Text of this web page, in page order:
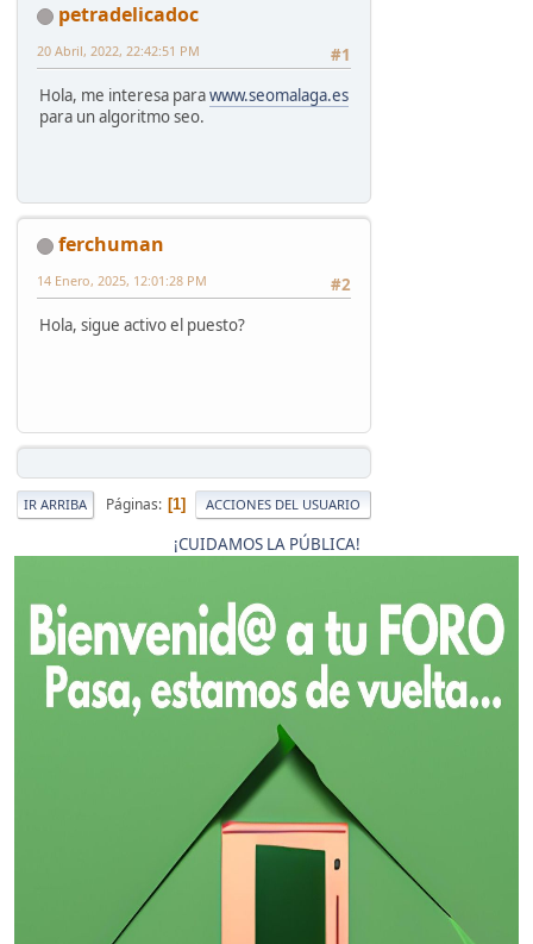
petradelicadoc
#1
20 Abril, 2022, 22:42:51 PM
Hola, me interesa parawww.seomalaga.es
para un algoritmo seo.
ferchuman
#2
14 Enero, 2025, 12:01:28 PM
Hola, sigue activo el puesto?
IR ARRIBA Páginas 1 ACCIONES DEL USUARIO
¡CUIDAMOS LA PÚBLICA!